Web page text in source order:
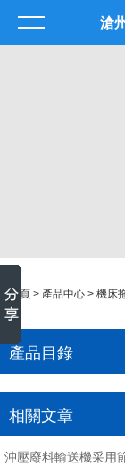
滄
首頁 > 產品中心 > 機床
產品目錄
相關文章
沖壓廢料輸送機采用